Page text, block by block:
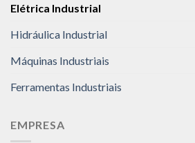
Elétrica Industrial
Hidráulica Industrial
Máquinas Industriais
Ferramentas Industriais
EMPRESA